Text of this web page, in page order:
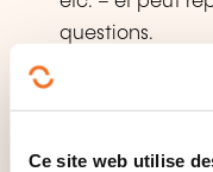
Ce site web utilise
questions.
Peut